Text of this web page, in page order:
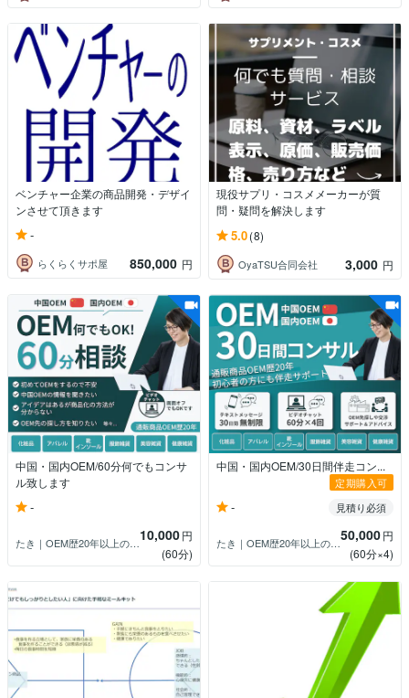
ベンチャー企業の商品開発・デザイ
ンさせて頂きます
-
らくらくサポ屋 850,000 円
現役サプリ・コスメメーカーが質
問・疑問を解決します
5.0(8)
OyaTSU合同会社 3,000 円
中国・国内OEM/60分何でもコンサ
ル致します
-
たき｜OEM歴20年以上のコンサル 10,000円
(60分)
中国・国内OEM/30日間伴走コン...
定期購入可
- 見積り必須
たき｜OEM歴20年以上のコンサル 50,000円
(60分×4)